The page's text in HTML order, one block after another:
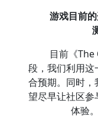
游戏目前
目前《The
段，我们利用
合预期。同时
望尽早让社区
体验